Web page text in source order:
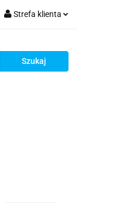
Strefa klienta
Zarejestruj się